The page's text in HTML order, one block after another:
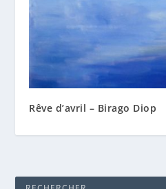
Rêve d’avril – Birago Diop